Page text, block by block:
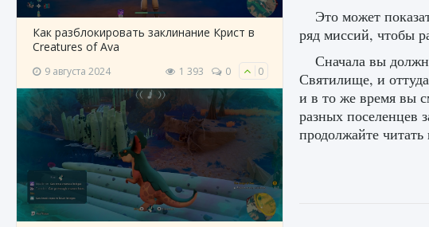
Как разблокировать заклинание Крист в
Creatures of Ava
9 августа 2024 1 393 0 0
Это может
ряд миссий, чтобы
Сначала вы
Святилище, и
и в то же время вы
разных поселенцев
продолжайте читать